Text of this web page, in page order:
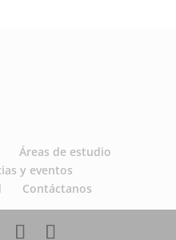
Áreas de estudio
y eventos
Contáctanos